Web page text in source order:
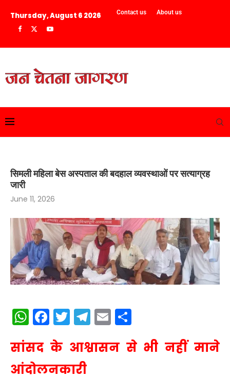
Thursday, August 6 2026 Contact us About us
सिमली महिला बेस अस्पताल की बदहाल व्यवस्थाओं पर सत्याग्रह
जारी
June 11, 2026
WhatsApp
Facebook
Twitter
Telegram
Email
सांसद के आश्वासन से भी नहीं माने
आंदोलनकारी